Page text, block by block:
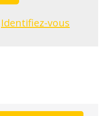
Identifiez-vous